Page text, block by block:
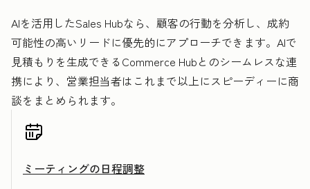
AIを活用したSales Hubなら、顧客の行動を分析し、成約
可能性の高いリードに優先的にアプローチできます。AIで
見積もりを生成できるCommerce Hubとのシームレスな連
携により、営業担当者はこれまで以上にスピーディーに商
談をまとめられます。
ミーティングの日程調整